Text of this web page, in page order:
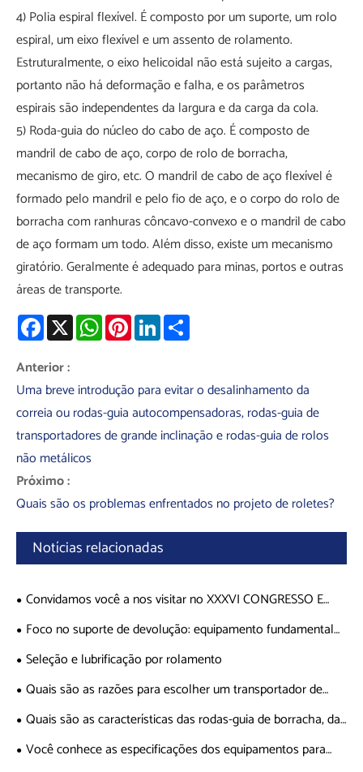
4) Polia espiral flexível. É composto por um suporte, um rolo
espiral, um eixo flexível e um assento de rolamento.
Estruturalmente, o eixo helicoidal não está sujeito a cargas,
portanto não há deformação e falha, e os parâmetros
espirais são independentes da largura e da carga da cola.
5) Roda-guia do núcleo do cabo de aço. É composto de
mandril de cabo de aço, corpo de rolo de borracha,
mecanismo de giro, etc. O mandril de cabo de aço flexível é
formado pelo mandril e pelo fio de aço, e o corpo do rolo de
borracha com ranhuras côncavo-convexo e o mandril de cabo
de aço formam um todo. Além disso, existe um mecanismo
giratório. Geralmente é adequado para minas, portos e outras
áreas de transporte.
Facebook WhatsAppPinterestLinkedIn
Anterior :
Uma breve introdução para evitar o desalinhamento da
correia ou rodas-guia autocompensadoras, rodas-guia de
transportadores de grande inclinação e rodas-guia de rolos
não metálicos
Próximo :
Quais são os problemas enfrentados no projeto de roletes?
Notícias relacionadas
Convidamos você a nos visitar no XXXVI CONGRESSO E
EXPOSIÇÃO INTERNACIONAL DE MINERAÇÃO de 19 a 22 de
novembro (Acapulco, Guerrero, México
Foco no suporte de devolução: equipamento fundamental
para melhorar a eficiência do transporte
Seleção e lubrificação por rolamento
Quais são as razões para escolher um transportador de
correia?
Quais são as características das rodas-guia de borracha, das
rodas-guia de aço e das rodas-guia cônicas?
Você conhece as especificações dos equipamentos para